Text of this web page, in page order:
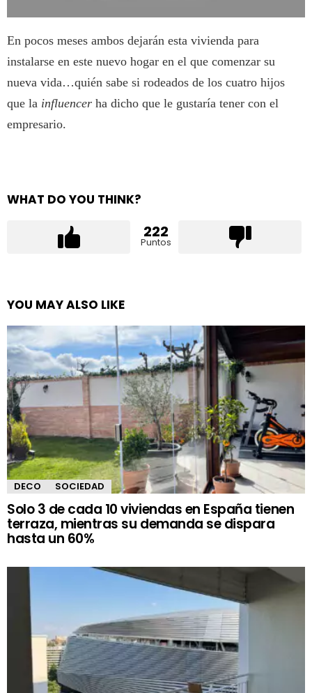
En pocos meses ambos dejarán esta vivienda para
instalarse en este nuevo hogar en el que comenzar su
nueva vida…quién sabe si rodeados de los cuatro hijos
que la influencer ha dicho que le gustaría tener con el
empresario.
WHAT DO YOU THINK?
222
Puntos
YOU MAY ALSO LIKE
DECO SOCIEDAD
Solo 3 de cada 10 viviendas en España tienen
terraza, mientras su demanda se dispara
hasta un 60%